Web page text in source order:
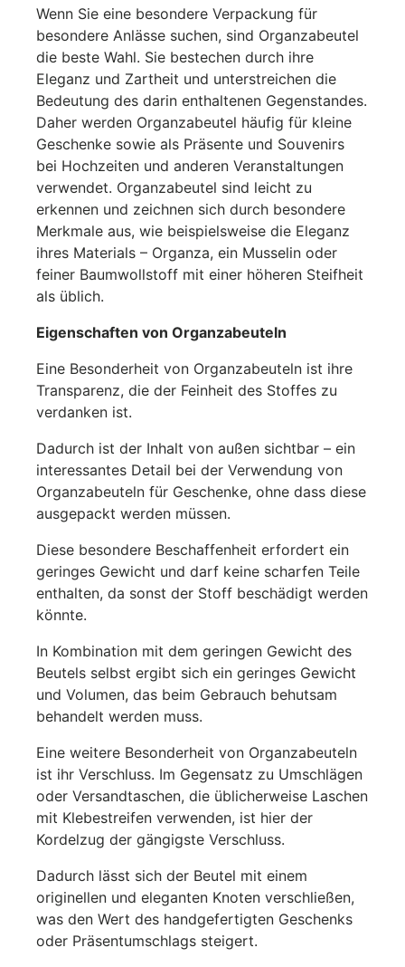
Wenn Sie eine besondere Verpackung für
besondere Anlässe suchen, sind Organzabeutel
die beste Wahl. Sie bestechen durch ihre
Eleganz und Zartheit und unterstreichen die
Bedeutung des darin enthaltenen Gegenstandes.
Daher werden Organzabeutel häufig für kleine
Geschenke sowie als Präsente und Souvenirs
bei Hochzeiten und anderen Veranstaltungen
verwendet. Organzabeutel sind leicht zu
erkennen und zeichnen sich durch besondere
Merkmale aus, wie beispielsweise die Eleganz
ihres Materials – Organza, ein Musselin oder
feiner Baumwollstoff mit einer höheren Steifheit
als üblich.
Eigenschaften von Organzabeuteln
Eine Besonderheit von Organzabeuteln ist ihre
Transparenz, die der Feinheit des Stoffes zu
verdanken ist.
Dadurch ist der Inhalt von außen sichtbar – ein
interessantes Detail bei der Verwendung von
Organzabeuteln für Geschenke, ohne dass diese
ausgepackt werden müssen.
Diese besondere Beschaffenheit erfordert ein
geringes Gewicht und darf keine scharfen Teile
enthalten, da sonst der Stoff beschädigt werden
könnte.
In Kombination mit dem geringen Gewicht des
Beutels selbst ergibt sich ein geringes Gewicht
und Volumen, das beim Gebrauch behutsam
behandelt werden muss.
Eine weitere Besonderheit von Organzabeuteln
ist ihr Verschluss. Im Gegensatz zu Umschlägen
oder Versandtaschen, die üblicherweise Laschen
mit Klebestreifen verwenden, ist hier der
Kordelzug der gängigste Verschluss.
Dadurch lässt sich der Beutel mit einem
originellen und eleganten Knoten verschließen,
was den Wert des handgefertigten Geschenks
oder Präsentumschlags steigert.